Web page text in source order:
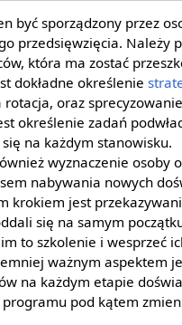
być sporządzony przez
przedsięwzięcia. Należy
która ma zostać
dokładne określenie
oraz
określenie zadań
na każdym stanowisku.
wyznaczenie osoby
nabywania nowych
krokiem jest
się na samym
to szkolenie i wesprzeć
ważnym aspektem
na każdym etapie
pod kątem